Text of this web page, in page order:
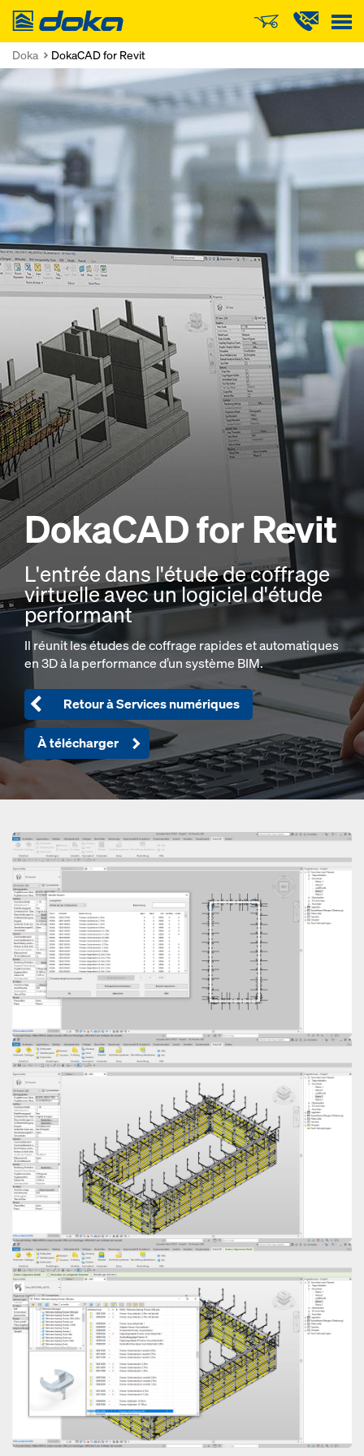
Doka
Doka DokaCAD for Revit
DokaCADfor Revit
L'entrée dans l'étude de coffrage
virtuelle avec un logiciel d'étude
performant
Il réunit les études de coffrage rapides et automatiques
en 3D à la performance d’un système BIM.
Retour à Services numériques
À télécharger
Open
Open
Open